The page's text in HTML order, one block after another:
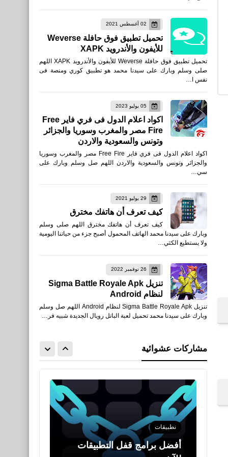
02 أغسطس 2021
تحميل تطبيق فوق حافلة Weverse
للأيفون والأندرويد XAPK
تحميل تطبيق فوق حافلة Weverse للأيفون والأندرويد XAPK اللهم
صلى وسلم وبارك على سيدنا محمد هو تطبيق كوري ومنصة فى
نفس ا…
05 يوليو 2023
اكواد اعلام الدول فى فري فاير Free
Fire مصر والمغرب وسوريا والجزائر
وتونس والسعودية والاردن
اكواد اعلام الدول فى فري فاير Free Fire مصر والمغرب وسوريا
والجزائر وتونس والسعودية والاردن اللهم صل وسلم وبارك على
سي…
29 يوليو 2021
كيف تعرف أن هاتفك مخترق
كيف تعرف أن هاتفك مخترق اللهم صلى وسلم
وبارك على سيدنا محمد الهاتف المحمول أصبح جزء من حياتنا اليومية
ولا يستطيع الكثي…
26 نوفمبر 2022
تنزيل Sigma Battle Royale Apk
لنظام Android
تنزيل Sigma Battle Royale Apk لنظام Android اللهم صل وسلم
وبارك على سيدنا محمد تحميل لعبة الباتل رويال الجديدة شبيه فر…
مشاركات عشوائية
نطبيقات
أفضل برامج قفل التطبيقات
لهواتف أندرويد
العاب
تحميل لعبة روكيت ليغ Rocket
League على App Store
لأجهزة iPhone و iPad
العاب
تحميل لعبة Rocket League
للأيفون والأندرويد APK
نطبيقات
وببجي
نطبيقات
أفضل برامج قفل التطبيقات